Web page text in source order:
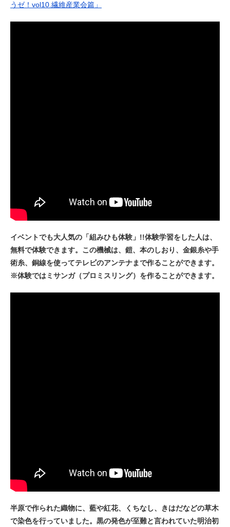
うゼ！vol10.繊維産業会篇」
イベントでも大人気の「組みひも体験」!!体験学習をした人は、
無料で体験できます。この機械は、鎧、本のしおり、金銀糸や手
術糸、銅線を使ってテレビのアンテナまで作ることができます。
※体験ではミサンガ（プロミスリング）を作ることができます。
半原で作られた織物に、藍や紅花、くちなし、きはだなどの草木
で染色を行っていました。黒の発色が至難と言われていた明治初